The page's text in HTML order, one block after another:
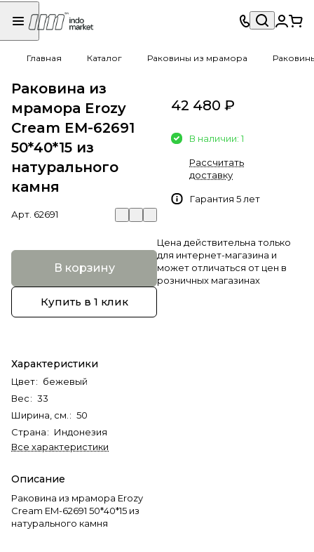
Главная Каталог Раковины из мрамора
Раковина из
мрамора Erozy
Cream EM-62691
50*40*15 из
натурального
камня
Арт. 62691
В корзину
Купить в 1 клик
Характеристики
Цвет: бежевый
Вес: 33
Ширина, см. : 50
Страна: Индонезия
Все характеристики
Описание
Раковина из мрамора Erozy
Cream EM-62691 50*40*15 из
натурального камня
42 480 ₽
В наличии: 1
Рассчитать
доставку
Гарантия 5 лет
Цена действительна только
для интернет-магазина и
может отличаться от цен в
розничных магазинах